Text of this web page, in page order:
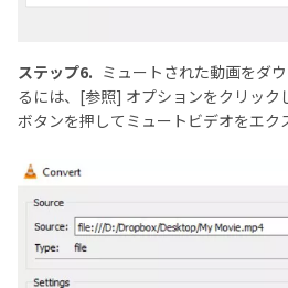
ステップ6. ミュートされた動画をダ
るには、[参照] オプションをクリック
ボタンを押してミュートビデオをエク